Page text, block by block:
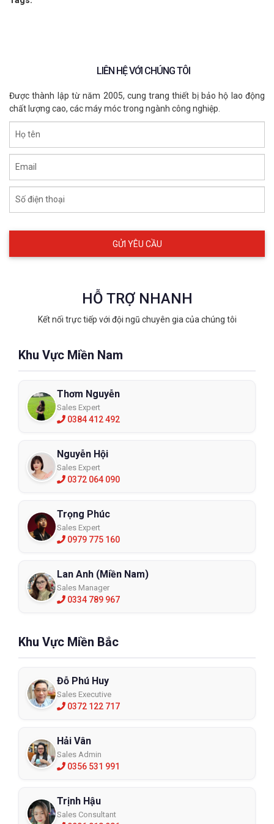
✅Giá ưu đãi – Chính sách chiết khấu tốt cho đơn hàng lớn
https://eco3d.vn
📌 Hệ thống chi nhánh:
Xem tại đây
📞Hotline:098 333 0380
📧Email:Admin@eco3d.vn
💼Fanpage:
LIÊN HỆ VỚI CHÚNG TÔI
Được thành lập từ năm 2005, cung trang thiết bị bảo hộ lao động
chất lượng cao, các máy móc trong ngành công nghiệp.
Họ tên
Email
Số điện thoại
HỖ TRỢ NHANH
Kết nối trực tiếp với đội ngũ chuyên gia của chúng tôi
Khu Vực Miền Nam
Thơm Nguyễn
Sales Expert
0384 412 492
Nguyễn Hội
Sales Expert
0372 064 090
Trọng Phúc
Sales Expert
0979 775 160
Lan Anh (Miền Nam)
Sales Manager
0334 789 967
Khu Vực Miền Bắc
Đỗ Phú Huy
Sales Executive
0372 122 717
Hải Vân
Sales Admin
0356 531 991
Trịnh Hậu
Sales Consultant